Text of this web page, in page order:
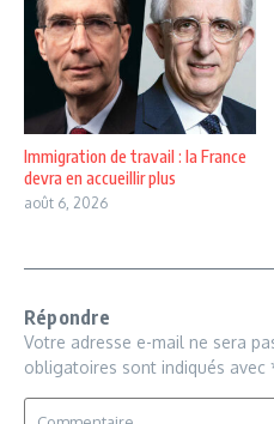
Immigration de travail : la France
devra en accueillir plus
août 6, 2026
Répondre
Votre adresse e-mail ne sera
obligatoires sont indiqués avec